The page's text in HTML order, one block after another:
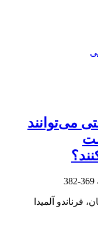
می‌توانند
369-382
فرناندو آلمیدا